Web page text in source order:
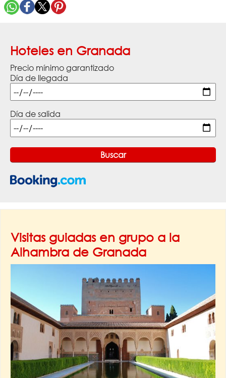
Hoteles en Granada
Precio mínimo garantizado
Día de llegada
Día de salida
Visitas guiadas en grupo a la
Alhambra de Granada